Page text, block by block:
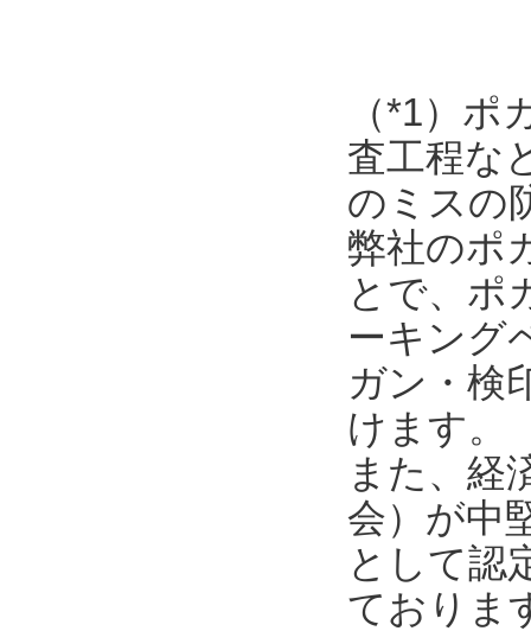
（*1）
査工程な
のミスの
弊社のポ
とで、ポ
ーキング
ガン・検
けます。
また、経
会）が中
として認
ておりま